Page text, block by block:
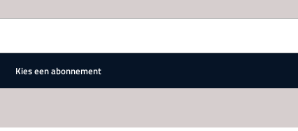
Kies een abonnement